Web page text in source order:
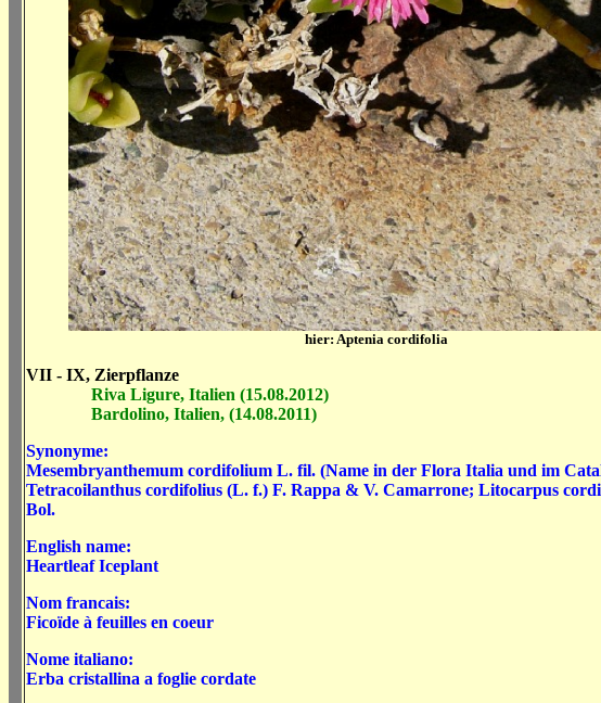
hier: Aptenia cordifolia
VII - IX, Zierpflanze
Riva Ligure, Italien (15.08.2012)
Bardolino, Italien, (14.08.2011)
Synonyme:
Mesembryanthemum cordifolium L. fil. (Name in der Flora Italia und im
Tetracoilanthus cordifolius (L. f.) F. Rappa & V. Camarrone; Litocarpus
Bol.
English name:
Heartleaf Iceplant
Nom francais:
Ficoïde à feuilles en coeur
Nome italiano:
Erba cristallina a foglie cordate